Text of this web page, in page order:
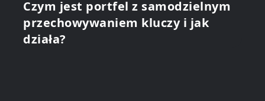
Czym jest portfel z samodzielnym
przechowywaniem kluczy i jak
działa?